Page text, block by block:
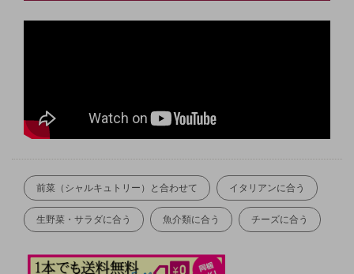
前菜（シャルキュトリー）と合わせて イタリアンに合う
生野菜・サラダに合う 魚介類に合う チーズに合う